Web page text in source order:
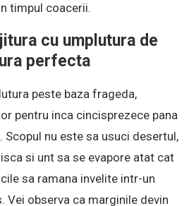
timpul coacerii.
cu umplutura de
perfecta
peste baza frageda,
pentru inca cincisprezece pana
Scopul nu este sa usuci desertul,
si unt sa se evapore atat cat
sa ramana invelite intr-un
Vei observa ca marginile devin